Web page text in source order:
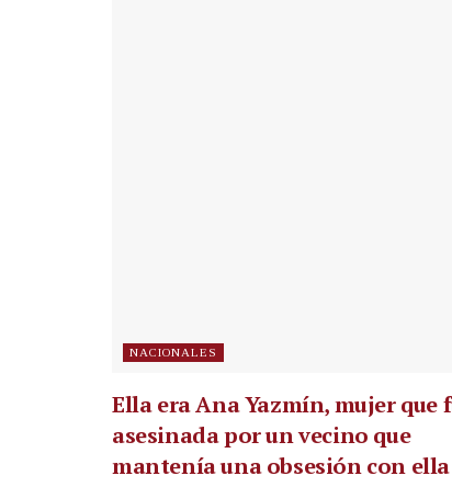
NACIONALES
Ella era Ana Yazmín, mujer que
asesinada por un vecino que
mantenía una obsesión con ella